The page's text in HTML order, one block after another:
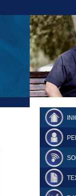
FERNANDO
DOMINGO